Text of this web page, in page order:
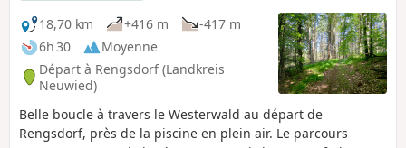
18,70 km
+416 m
-417 m
6h 30
Moyenne
Départ à Rengsdorf (Landkreis
Neuwied)
Belle boucle à travers le Westerwald au départ de
Rengsdorf, près de la piscine en plein air. Le parcours